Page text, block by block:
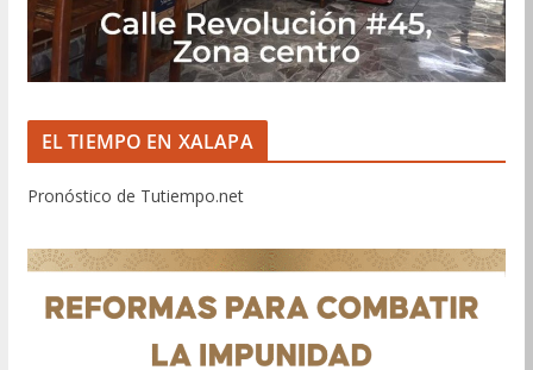
EL TIEMPO EN XALAPA
Pronóstico de Tutiempo.net